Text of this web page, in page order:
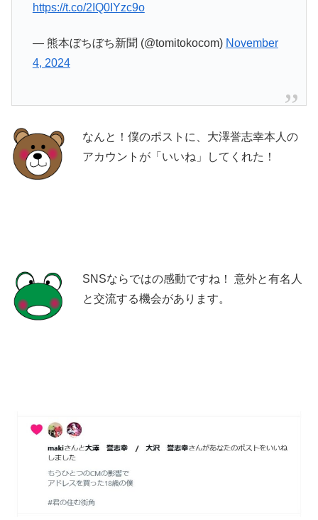
https://t.co/2IQ0IYzc9o
— 熊本ぼちぼち新聞 (@tomitokocom) November
4, 2024
なんと！僕のポストに、大澤誉志幸本人の
アカウントが「いいね」してくれた！
SNSならではの感動ですね！ 意外と有名人
と交流する機会があります。